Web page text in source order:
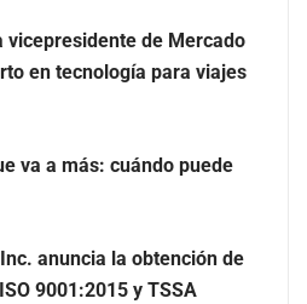
vicepresidente de Mercado
en tecnología para viajes
va a más: cuándo puede
anuncia la obtención de
9001:2015 y TSSA